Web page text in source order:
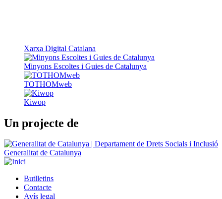
Xarxa Digital Catalana
Minyons Escoltes i Guies de Catalunya
TOTHOMweb
Kiwop
Un projecte de
Generalitat de Catalunya
Peu
Butlletins
Contacte
Avís legal